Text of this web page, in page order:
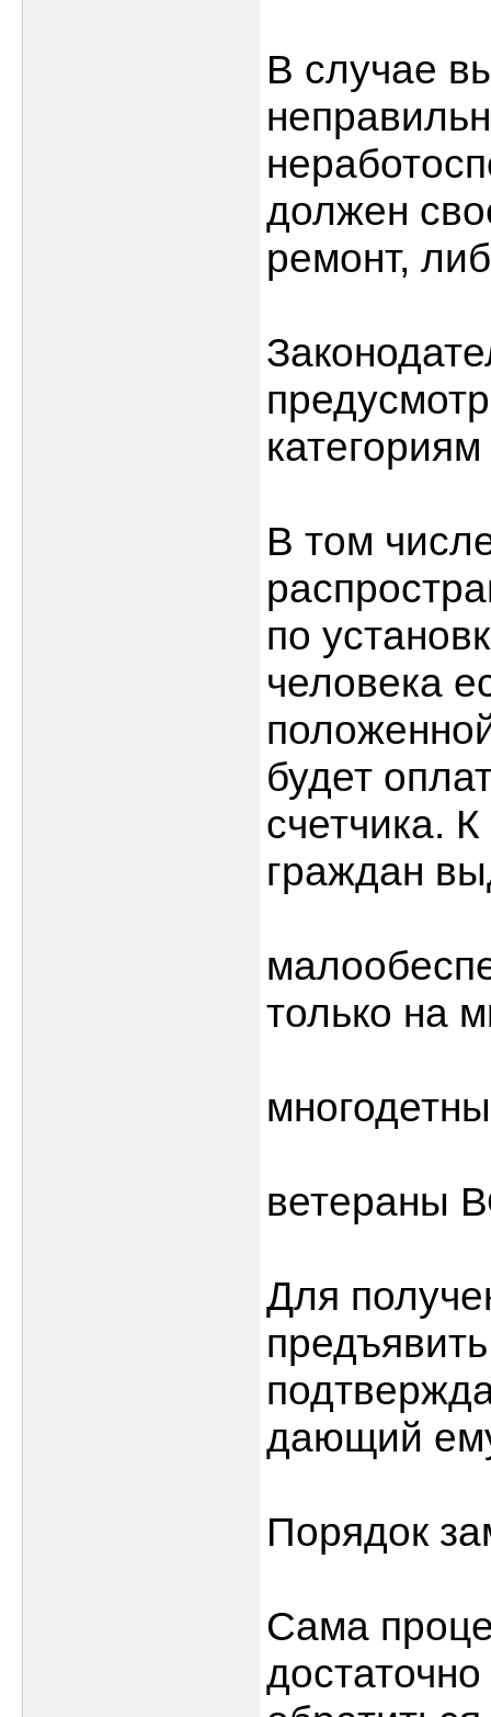
В случае
должен
ремонт,
В том
по
человека
будет
счетчика.
граждан
только на
ветераны
Для
дающий
Порядок
Сама